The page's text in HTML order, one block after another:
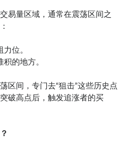
易量区域，通常在震荡区间之
位。
的地方。
区间，专门去“狙击”这些历史点
破高点后，触发追涨者的买